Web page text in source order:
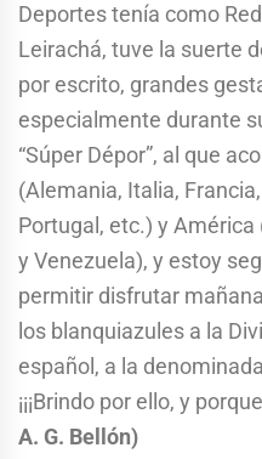
Deportes tenía como
Leirachá, tuve la suerte
por escrito, grandes
especialmente durante
“Súper Dépor”, al que
(Alemania, Italia,
Portugal, etc.) y
y Venezuela), y estoy
permitir disfrutar
los blanquiazules a la
español, a la
¡¡¡Brindo por ello, y
A. G. Bellón)